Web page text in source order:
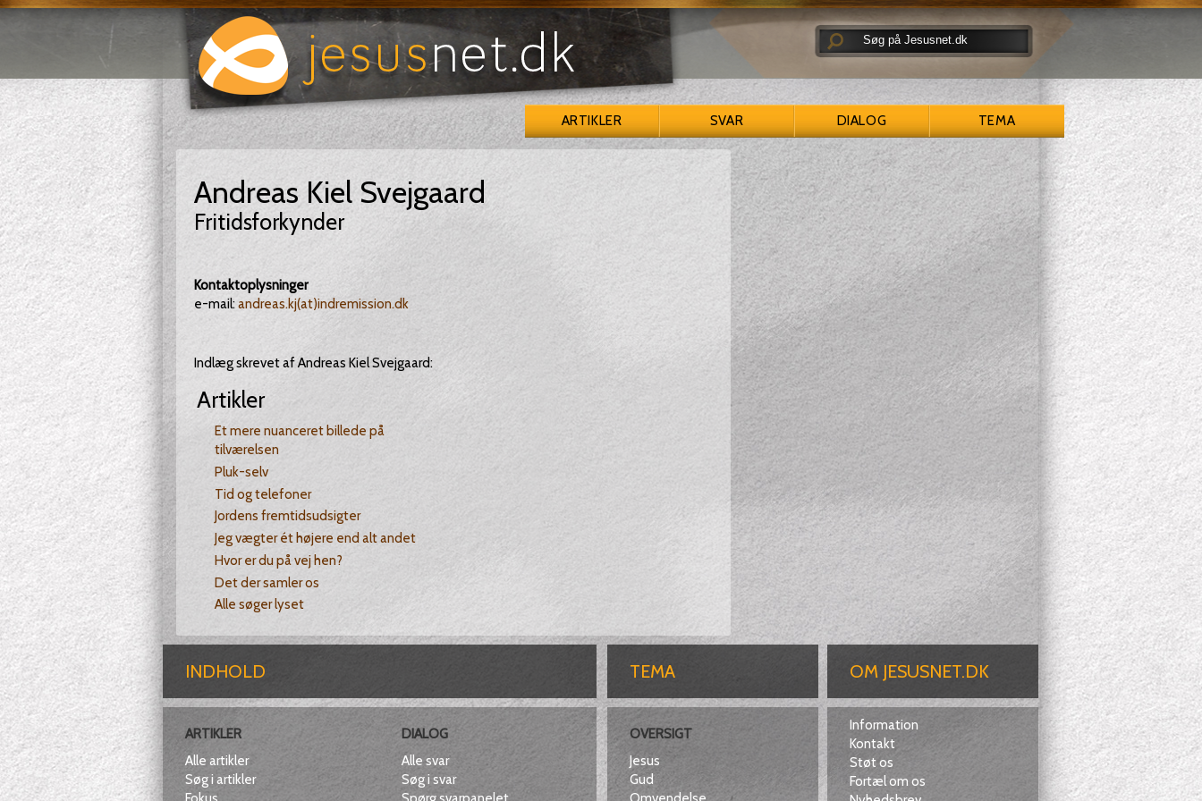
ARTIKLER SVAR DIALOG TEMA
Andreas Kiel Svejgaard
Fritidsforkynder
Kontaktoplysninger
e-mail:andreas.kj(at)indremission.dk
Indlæg skrevet af Andreas Kiel Svejgaard:
Artikler
Et mere nuanceret billede på
tilværelsen
Pluk-selv
Tid og telefoner
Jordens fremtidsudsigter
Jeg vægter ét højere end alt andet
Hvor er du på vej hen?
Det der samler os
Alle søger lyset
INDHOLD
ARTIKLER
Alle artikler
Søg i artikler
DIALOG
Alle svar
Søg i svar
TEMA
OVERSIGT
Jesus
Gud
OM JESUSNET.DK
Information
Kontakt
Støt os
Fortæl om os